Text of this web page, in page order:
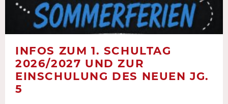
INFOS ZUM 1. SCHULTAG
2026/2027 UND ZUR
EINSCHULUNG DES NEUEN JG.
5